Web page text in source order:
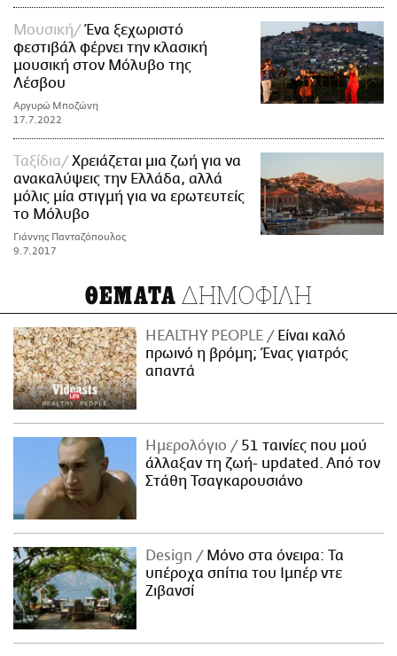
Μουσική
Ένα ξεχωριστό
φεστιβάλ φέρνει την κλασική
μουσική στον Μόλυβο της
Λέσβου
Αργυρώ Μποζώνη
17.7.2022
Ταξίδια
Χρειάζεται μια ζωή για να
ανακαλύψεις την Ελλάδα, αλλά
μόλις μία στιγμή για να ερωτευτείς
το Μόλυβο
Γιάννης Πανταζόπουλος
9.7.2017
ΘΕΜΑΤΑ ΔΗΜΟΦΙΛΗ
HEALTHY PEOPLE
Είναι καλό
πρωινό η βρόμη; Ένας γιατρός
απαντά
Ημερολόγιο
51 ταινίες που μού
άλλαξαν τη ζωή- updated. Aπό τον
Στάθη Τσαγκαρουσιάνο
Design
Μόνο στα όνειρα: Τα
υπέροχα σπίτια του Ιμπέρ ντε
Ζιβανσί